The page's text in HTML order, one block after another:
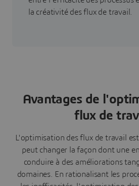
la créativité des flux de travail.
Avantages de
flux de
L'optimisation des flux de travail
peut changer la façon dont une
conduire à des améliorations
domaines. En rationalisant les